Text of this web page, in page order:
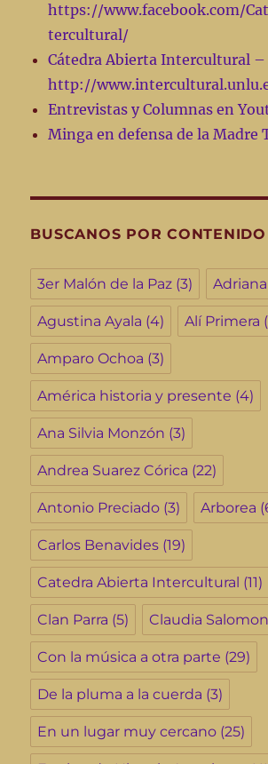
https://www.facebook.com/
tercultural/
Cátedra Abierta Intercultural –
http://
Entrevistas y Columnas en
Minga en defensa de la Madre
BUSCANOS POR CONTENIDO
3er Malón de la Paz (3)
Agustina Ayala (4) Alí Primera
Amparo Ochoa (3)
América historia y presente (4)
Ana Silvia Monzón (3)
Andrea Suarez Córica (22)
Antonio Preciado (3) Arborea
Carlos Benavides (19)
Catedra Abierta Intercultural (11)
Clan Parra (5) Claudia
Con la música a otra parte (29)
De la pluma a la cuerda (3)
En un lugar muy cercano (25)